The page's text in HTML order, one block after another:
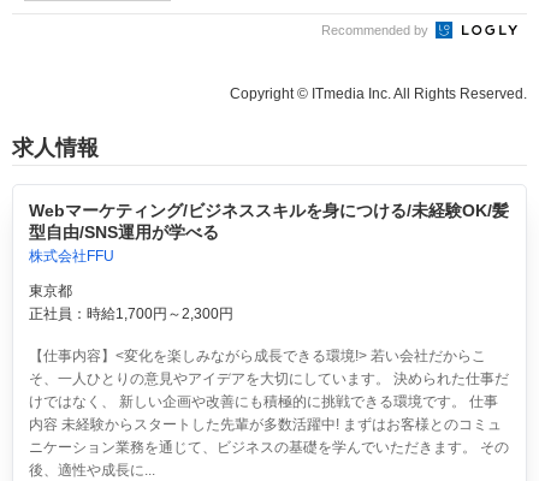
Recommended by
Copyright © ITmedia Inc. All Rights Reserved.
求人情報
Webマーケティング/ビジネススキルを身につける/未経験OK/髪
型自由/SNS運用が学べる
株式会社FFU
東京都
正社員：時給1,700円～2,300円
【仕事内容】<変化を楽しみながら成長できる環境!> 若い会社だからこ
そ、一人ひとりの意見やアイデアを大切にしています。 決められた仕事だ
けではなく、 新しい企画や改善にも積極的に挑戦できる環境です。 仕事
内容 未経験からスタートした先輩が多数活躍中! まずはお客様とのコミュ
ニケーション業務を通じて、ビジネスの基礎を学んでいただきます。 その
後、適性や成長に...